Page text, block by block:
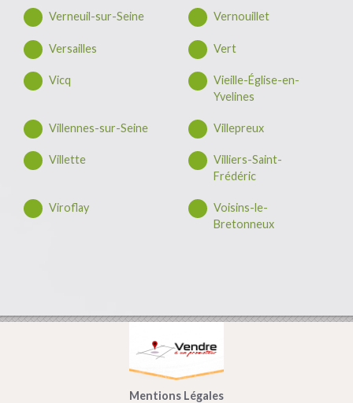
Verneuil-sur-Seine Vernouillet
Versailles Vert
Vicq
Vieille-Église-en-
Yvelines
Villennes-sur-Seine Villepreux
Villette
Villiers-Saint-
Frédéric
Viroflay
Voisins-le-
Bretonneux
Mentions Légales